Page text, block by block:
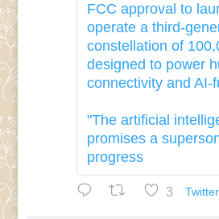
FCC approval to
operate a third-
constellation of
designed to power
connectivity and AI-
"The artificial
promises a
progress
3 Twitter